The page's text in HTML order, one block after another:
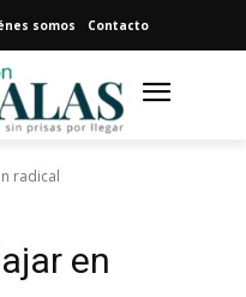
somos Contacto
radical
en